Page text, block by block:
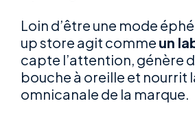
Loin d’être une mode
up store agit comme un
capte l’attention, génère
bouche à oreille et nourrit
omnicanale de la marque.